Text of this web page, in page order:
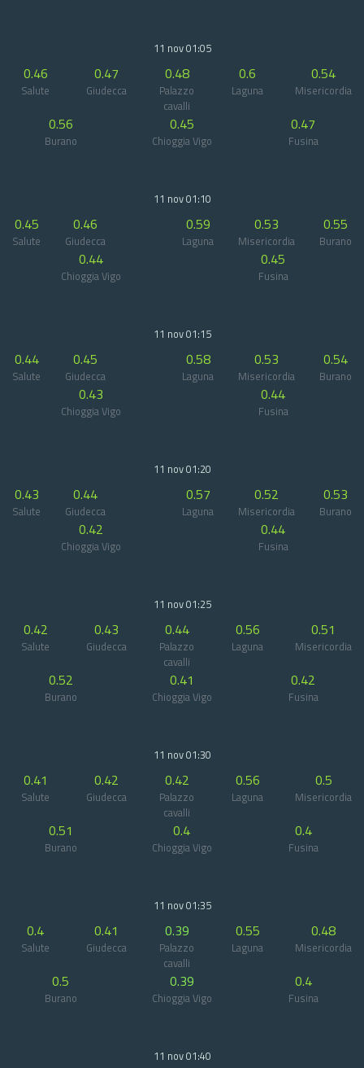
11 nov 01:05
0.46
Salute
0.47
Giudecca
0.48
Palazzo
cavalli
0.6
Laguna
0.54
Misericordia
0.56
Burano
0.45
Chioggia Vigo
0.47
Fusina
11 nov 01:10
0.45
Salute
0.46
Giudecca
0.59
Laguna
0.53
Misericordia
0.55
Burano
0.44
Chioggia Vigo
0.45
Fusina
11 nov 01:15
0.44
Salute
0.45
Giudecca
0.58
Laguna
0.53
Misericordia
0.54
Burano
0.43
Chioggia Vigo
0.44
Fusina
11 nov 01:20
0.43
Salute
0.44
Giudecca
0.57
Laguna
0.52
Misericordia
0.53
Burano
0.42
Chioggia Vigo
0.44
Fusina
11 nov 01:25
0.42
Salute
0.43
Giudecca
0.44
Palazzo
cavalli
0.56
Laguna
0.51
Misericordia
0.52
Burano
0.41
Chioggia Vigo
0.42
Fusina
11 nov 01:30
0.41
Salute
0.42
Giudecca
0.42
Palazzo
cavalli
0.56
Laguna
0.5
Misericordia
0.51
Burano
0.4
Chioggia Vigo
0.4
Fusina
11 nov 01:35
0.4
Salute
0.41
Giudecca
0.39
Palazzo
cavalli
0.55
Laguna
0.48
Misericordia
0.5
Burano
0.39
Chioggia Vigo
0.4
Fusina
11 nov 01:40